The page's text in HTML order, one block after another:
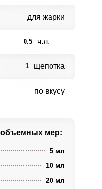
для жарки
0.5 ч.л.
1 щепотка
по вкусу
объемных мер:
5 мл
10 мл
20 мл